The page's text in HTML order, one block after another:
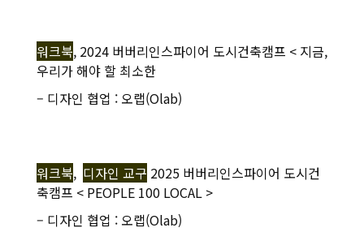
워크북, 2024 버버리인스파이어 도시건축캠프 < 지금,
우리가 해야 할 최소한
– 디자인 협업 : 오랩(Olab)
워크북, 디자인 교구 2025 버버리인스파이어 도시건
축캠프 < PEOPLE 100 LOCAL >
– 디자인 협업 : 오랩(Olab)